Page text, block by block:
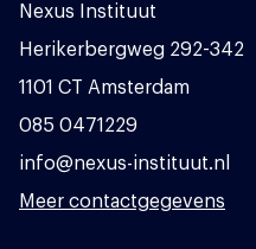
Nexus Instituut
Herikerbergweg 292-342
1101 CT Amsterdam
085 0471229
info@nexus-instituut.nl
Meer contactgegevens